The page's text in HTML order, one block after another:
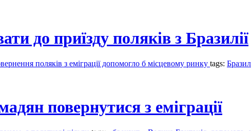
до приїзду поляків з Бразилії
поляків з еміграції допомогло б місцевому ринку tags:
повернутися з еміграції